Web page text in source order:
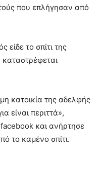
που επλήγησαν από
είδε το σπίτι της
καταστρέφεται
κατοικία της αδελφής
είναι περιττά»,
και ανήρτησε
το καμένο σπίτι.